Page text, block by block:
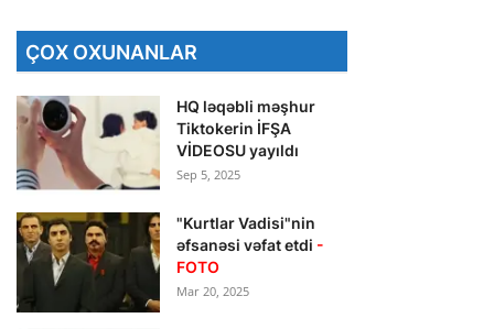
ÇOX OXUNANLAR
HQ ləqəbli məşhur
Tiktokerin İFŞA
VİDEOSU yayıldı
Sep 5, 2025
"Kurtlar Vadisi"nin
əfsanəsi vəfat etdi -
FOTO
Mar 20, 2025